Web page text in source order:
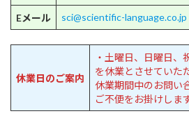
Eメール sci@scientific-language.co.jp
休業日のご案内
・土曜日、日曜日、
を休業とさせていた
休業期間中のお問い
ご不便をお掛けしま